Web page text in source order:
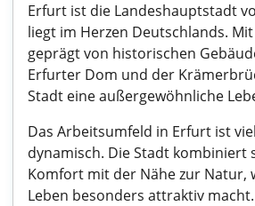
Erfurt ist die Landeshauptstadt
liegt im Herzen Deutschlands.
geprägt von historischen
Erfurter Dom und der
Stadt eine außergewöhnliche
Das Arbeitsumfeld in Erfurt ist
dynamisch. Die Stadt kombiniert
Komfort mit der Nähe zur Natur,
Leben besonders attraktiv